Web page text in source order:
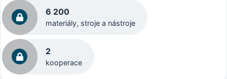
6 200
materiály, stroje a nástroje
2
kooperace